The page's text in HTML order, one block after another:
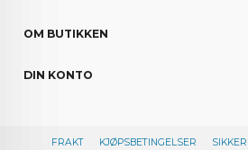
OM BUTIKKEN
DIN KONTO
FRAKT KJØPSBETINGELSER